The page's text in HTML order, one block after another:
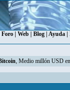
Foro| Web| Blog| Ayuda|
, Medio millón USD